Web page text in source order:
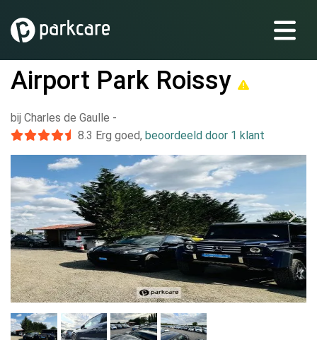
Airport Park Roissy
bij Charles de Gaulle -
8.3 Erg goed, beoordeeld door 1 klant